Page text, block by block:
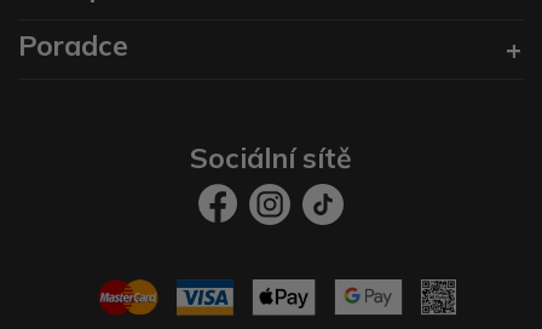
Poradce
Sociální sítě